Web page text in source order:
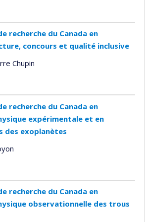
recherche du Canada en
concours et qualité inclusive
Chupin
recherche du Canada en
expérimentale et en
des exoplanètes
recherche du Canada en
observationnelle des trous